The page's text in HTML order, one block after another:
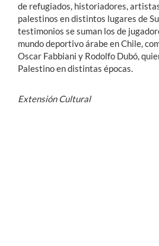
de refugiados, historiadores,
palestinos en distintos lugares de
testimonios se suman los de
mundo deportivo árabe en Chile,
Oscar Fabbiani y Rodolfo Dubó,
Palestino en distintas épocas.
Extensión Cultural